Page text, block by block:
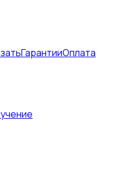
ГарантииОплата